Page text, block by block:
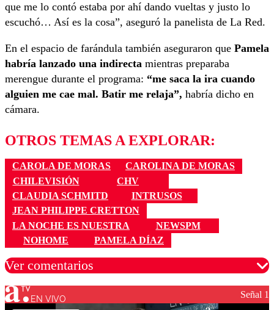
que me lo contó estaba por ahí dando vueltas y justo lo
escuchó… Así es la cosa”, aseguró la panelista de La Red.
En el espacio de farándula también aseguraron que Pamela
habría lanzado una indirecta mientras preparaba
merengue durante el programa: “me saca la ira cuando
alguien me cae mal. Batir me relaja”, habría dicho en
cámara.
OTROS TEMAS A EXPLORAR:
CAROLA DE MORAS
CAROLINA DE MORAS
CHILEVISIÓN
CHV
CLAUDIA SCHMITD
INTRUSOS
JEAN PHILIPPE CRETTON
LA NOCHE ES NUESTRA
NEWSPM
NOHOME
PAMELA DÍAZ
Ver comentarios
Los comentarios son moderados para garantizar un
EN VIVO Señal 1